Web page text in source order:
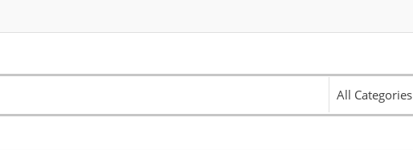
All Categories